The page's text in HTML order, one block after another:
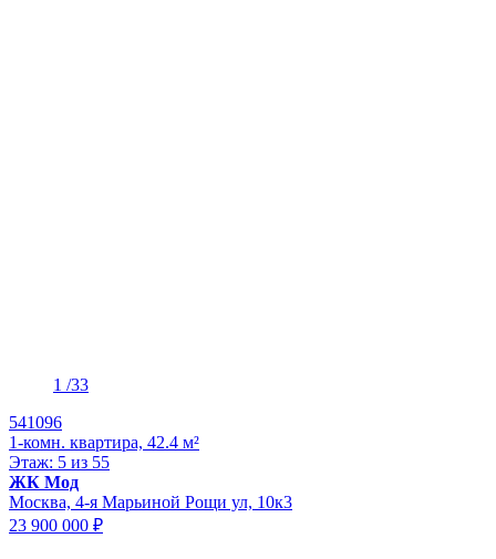
1 /33
541096
1-комн. квартира, 42.4 м²
Этаж: 5 из 55
ЖК Мод
Москва, 4-я Марьиной Рощи ул, 10к3
23 900 000 ₽